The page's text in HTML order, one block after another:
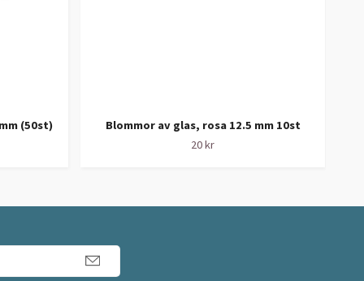
(50st)
Blommor av glas, rosa 12.5 mm 10st
20 kr